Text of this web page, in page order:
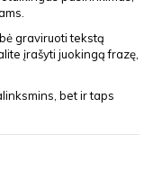
graviruoti tekstą
įrašyti juokingą frazę,
bet ir taps